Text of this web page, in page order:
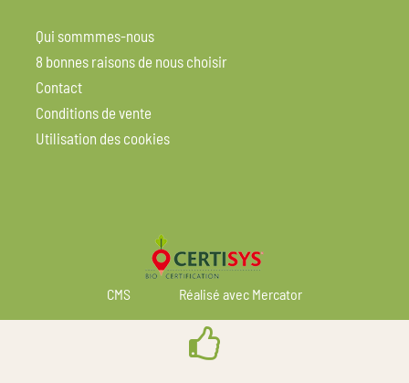
Qui sommmes-nous
8 bonnes raisons de nous choisir
Contact
Conditions de vente
Utilisation des cookies
CMS Réalisé avec Mercator